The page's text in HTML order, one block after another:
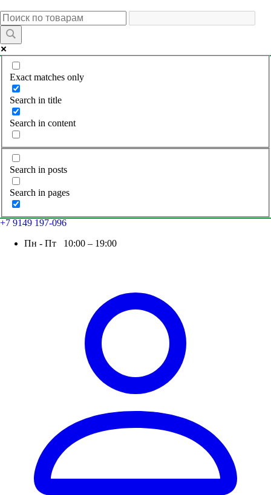
Exact matches only
Search in title
Search in content
Search in posts
Search in pages
+7 9149 197-096
Пн - Пт 10:00 – 19:00